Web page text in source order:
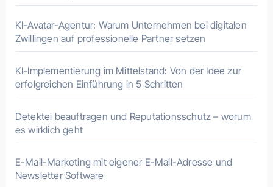
KI-Avatar-Agentur: Warum Unternehmen bei digitalen
Zwillingen auf professionelle Partner setzen
KI-Implementierung im Mittelstand: Von der Idee zur
erfolgreichen Einführung in 5 Schritten
Detektei beauftragen und Reputationsschutz – worum
es wirklich geht
E-Mail-Marketing mit eigener E-Mail-Adresse und
Newsletter Software